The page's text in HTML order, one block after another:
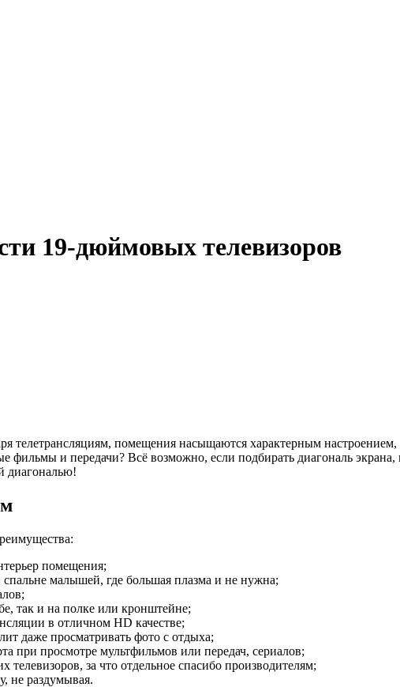
19-дюймовых телевизоров
телетрансляциям, помещения насыщаются характерным
и передачи? Всё возможно, если подбирать диагональ
диагональю!
помещения;
малышей, где большая плазма и не нужна;
так и на полке или кронштейне;
в отличном HD качестве;
даже просматривать фото с отдыха;
при просмотре мультфильмов или передач, сериалов;
за что отдельное спасибо производителям;
не раздумывая.